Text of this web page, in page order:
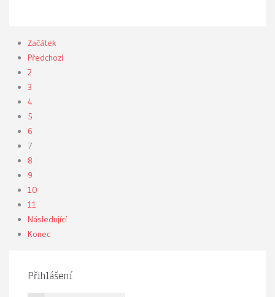
Začátek
Předchozí
2
3
4
5
6
7
8
9
10
11
Následující
Konec
Přihlášení